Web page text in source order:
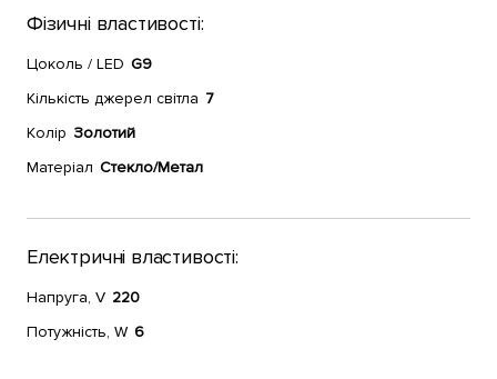
Фізичні властивості:
Цоколь / LED G9
Кількість джерел світла 7
Колір Золотий
Матеріал Стекло/Метал
Електричні властивості:
Напруга, V 220
Потужність, W 6